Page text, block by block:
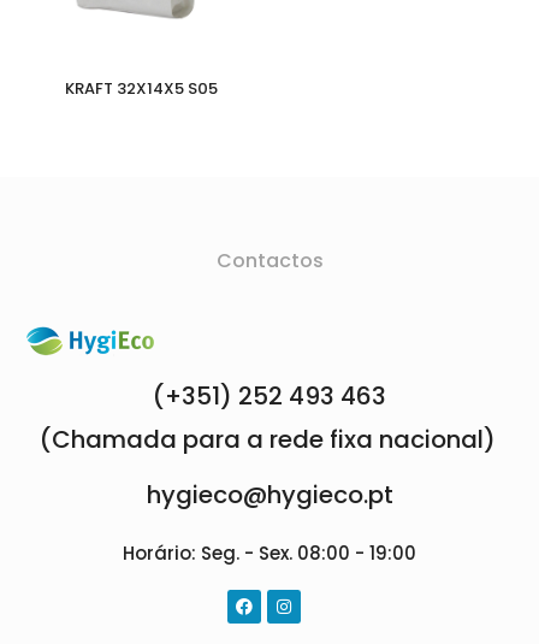
KRAFT 32X14X5 S05
Contactos
(+351) 252 493 463
(Chamada para a rede fixa nacional)
hygieco@hygieco.pt
Horário: Seg. - Sex. 08:00 - 19:00